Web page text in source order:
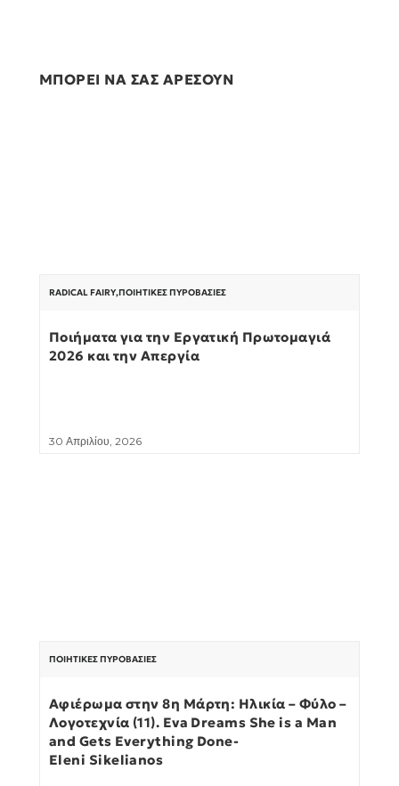
ΜΠΟΡΕΙ ΝΑ ΣΑΣ ΑΡΕΣΟΥΝ
RADICAL FAIRY,ΠΟΙΗΤΙΚΈΣ ΠΥΡΟΒΑΣΊΕΣ
Ποιήματα για την Εργατική Πρωτομαγιά
2026 και την Απεργία
30 Απριλίου, 2026
ΠΟΙΗΤΙΚΈΣ ΠΥΡΟΒΑΣΊΕΣ
Αφιέρωμα στην 8η Μάρτη: Ηλικία – Φύλο –
Λογοτεχνία (11). Eva Dreams She is a Man
and Gets Everything Done-
Eleni Sikelianos